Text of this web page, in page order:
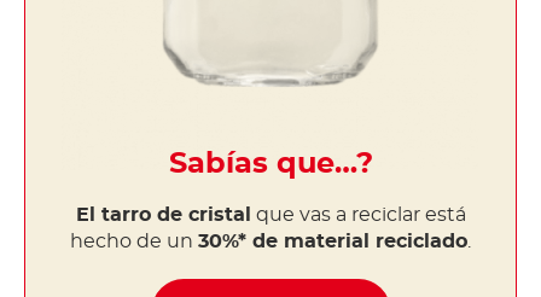
Sabías que…?
El tarro de cristal
que vas a reciclar está
hecho de un 30%* de material reciclado.